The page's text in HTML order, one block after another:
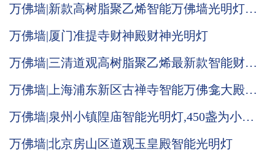
万佛墙|新款高树脂聚乙烯智能万佛墙光明灯推
万佛墙|厦门准提寺财神殿财神光明灯
万佛墙|三清道观高树脂聚乙烯最新款智能财神
万佛墙|上海浦东新区古禅寺智能万佛龛大殿施
万佛墙|泉州小镇隍庙智能光明灯,450盏为小宫
万佛墙|北京房山区道观玉皇殿智能光明灯